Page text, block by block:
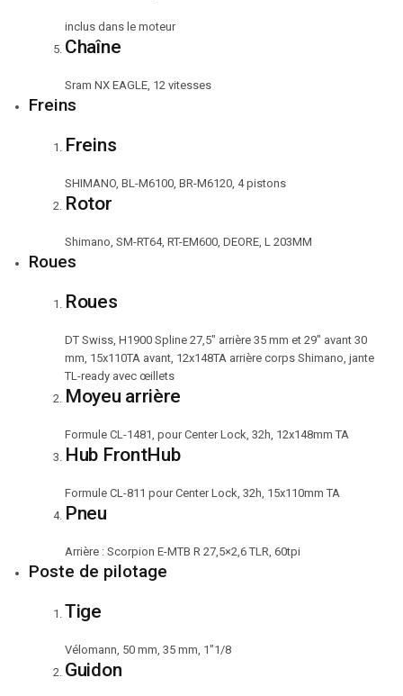
inclus dans le moteur
Chaîne
Sram NX EAGLE, 12 vitesses
Freins
Freins
SHIMANO, BL-M6100, BR-M6120, 4 pistons
Rotor
Shimano, SM-RT64, RT-EM600, DEORE, L 203MM
Roues
Roues
DT Swiss, H1900 Spline 27,5″ arrière 35 mm et 29″ avant 30
mm, 15x110TA avant, 12x148TA arrière corps Shimano, jante
TL-ready avec œillets
Moyeu arrière
Formule CL-1481, pour Center Lock, 32h, 12x148mm TA
Hub FrontHub
Formule CL-811 pour Center Lock, 32h, 15x110mm TA
Pneu
Arrière : Scorpion E-MTB R 27,5×2,6 TLR, 60tpi
Poste de pilotage
Tige
Vélomann, 50 mm, 35 mm, 1″1/8
Guidon